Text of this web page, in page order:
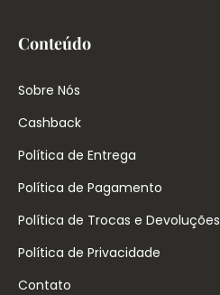
Conteúdo
Sobre Nós
Cashback
Política de Entrega
Política de Pagamento
Política de Trocas e Devoluções
Política de Privacidade
Contato